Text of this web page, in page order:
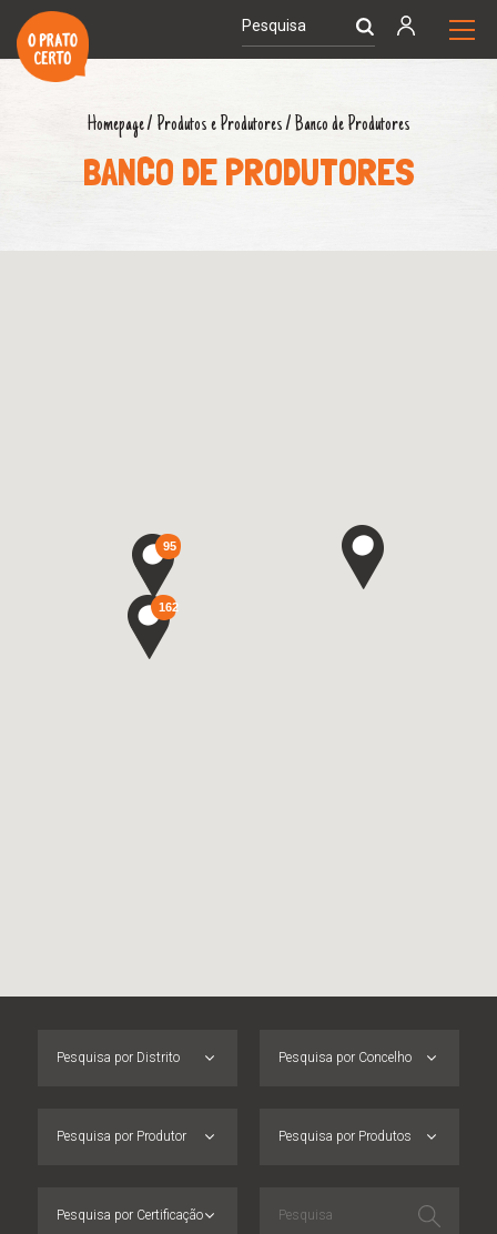
Homepage/ Produtos e Produtores/ Banco de Produtores
BANCO DE PRODUTORES
162
95
Pesquisa por Distrito Pesquisa por Concelho
Pesquisa por Produtor Pesquisa por Produtos
Pesquisa por Certificação